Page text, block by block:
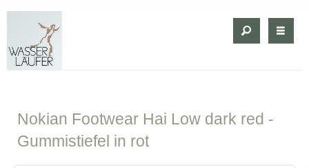
Nokian Footwear Hai Low dark red -
Gummistiefel in rot